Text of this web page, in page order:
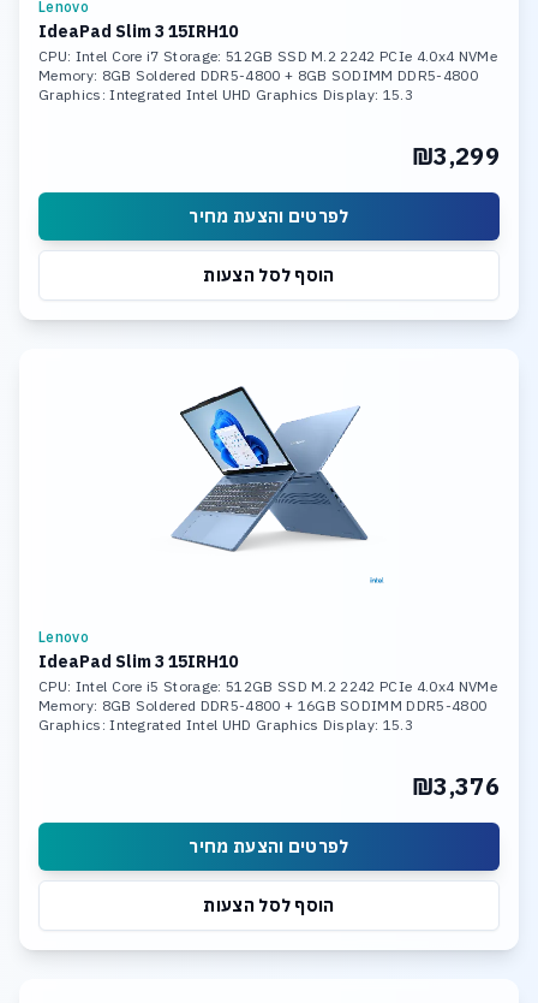
Lenovo
IdeaPad Slim 3 15IRH10
CPU: Intel Core i7 Storage: 512GB SSD M.2 2242 PCIe 4.0x4 NVMe
Memory: 8GB Soldered DDR5-4800 + 8GB SODIMM DDR5-4800
Graphics: Integrated Intel UHD Graphics Display: 15.3
₪3,299
לפרטים והצעת מחיר
הוסף לסל הצעות
Lenovo
IdeaPad Slim 3 15IRH10
CPU: Intel Core i5 Storage: 512GB SSD M.2 2242 PCIe 4.0x4 NVMe
Memory: 8GB Soldered DDR5-4800 + 16GB SODIMM DDR5-4800
Graphics: Integrated Intel UHD Graphics Display: 15.3
₪3,376
לפרטים והצעת מחיר
הוסף לסל הצעות